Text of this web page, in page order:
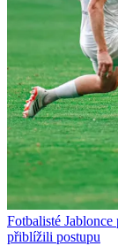
Fotbalisté
přiblížili postupu